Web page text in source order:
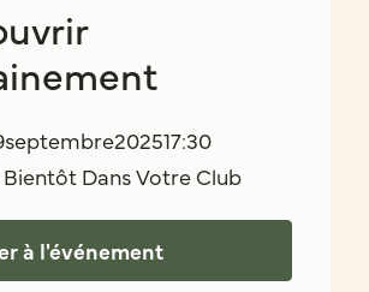
septembre202517:30
Bientôt Dans Votre Club
à l'événement